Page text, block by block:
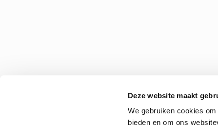
Deze website maakt
We gebruiken cookies
bieden en om ons